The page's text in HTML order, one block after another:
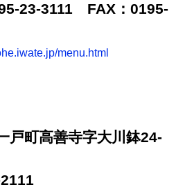
23-3111 FAX：0195-
menu.html
戸町高善寺字大川鉢24-